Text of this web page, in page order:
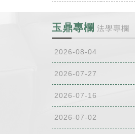
玉鼎專欄 法學專欄
2026-08-04
2026-07-27
2026-07-16
2026-07-02